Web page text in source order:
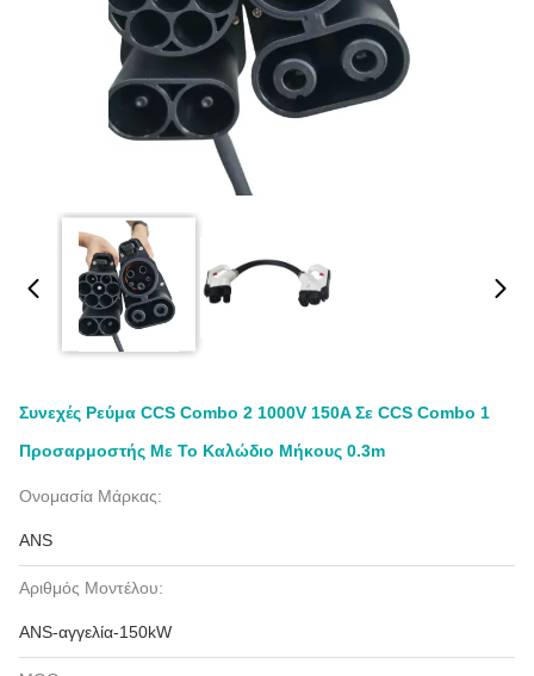
Συνεχές Ρεύμα CCS Combo 2 1000V 150A Σε CCS Combo 1
Προσαρμοστής Με Το Καλώδιο Μήκους 0.3m
Ονομασία Μάρκας:
ANS
Αριθμός Μοντέλου:
ANS-αγγελία-150kW